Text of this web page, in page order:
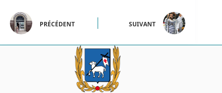
PRÉCÉDENT SUIVANT